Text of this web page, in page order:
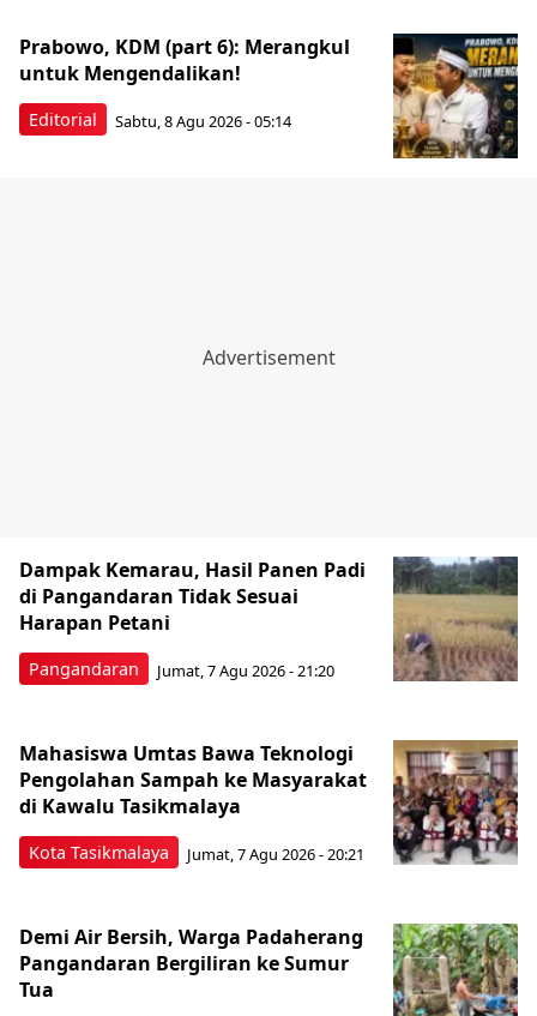
Editorial
Prabowo, KDM (part 6): Merangkul
untuk Mengendalikan!
Sabtu, 8 Agu 2026 - 05:14
Pangandaran
Dampak Kemarau, Hasil Panen Padi
di Pangandaran Tidak Sesuai
Harapan Petani
Jumat, 7 Agu 2026 - 21:20
Kota Tasikmalaya
Mahasiswa Umtas Bawa Teknologi
Pengolahan Sampah ke Masyarakat
di Kawalu Tasikmalaya
Jumat, 7 Agu 2026 - 20:21
Demi Air Bersih, Warga Padaherang
Pangandaran Bergiliran ke Sumur
Tua